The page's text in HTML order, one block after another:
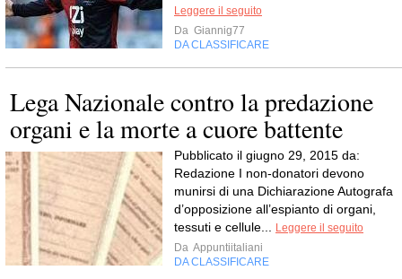
Leggere il seguito
Da Giannig77
DA CLASSIFICARE
Lega Nazionale contro la predazione
organi e la morte a cuore battente
Pubblicato il giugno 29, 2015 da:
Redazione I non-donatori devono
munirsi di una Dichiarazione Autografa
d’opposizione all’espianto di organi,
tessuti e cellule...
Leggere il seguito
Da Appuntiitaliani
DA CLASSIFICARE